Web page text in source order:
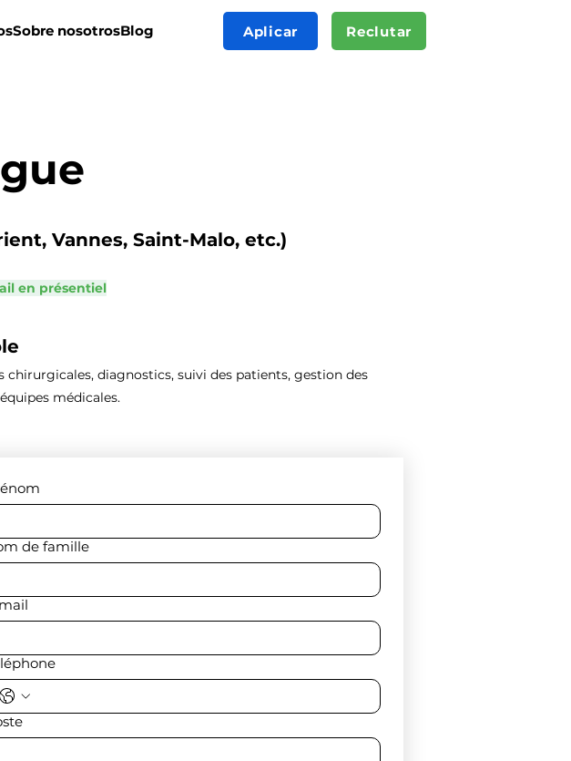
Sobre nosotrosBlog Aplicar Reclutar
Vannes, Saint-Malo, etc.)
en présentiel
diagnostics, suivi des patients, gestion des
médicales.
de famille